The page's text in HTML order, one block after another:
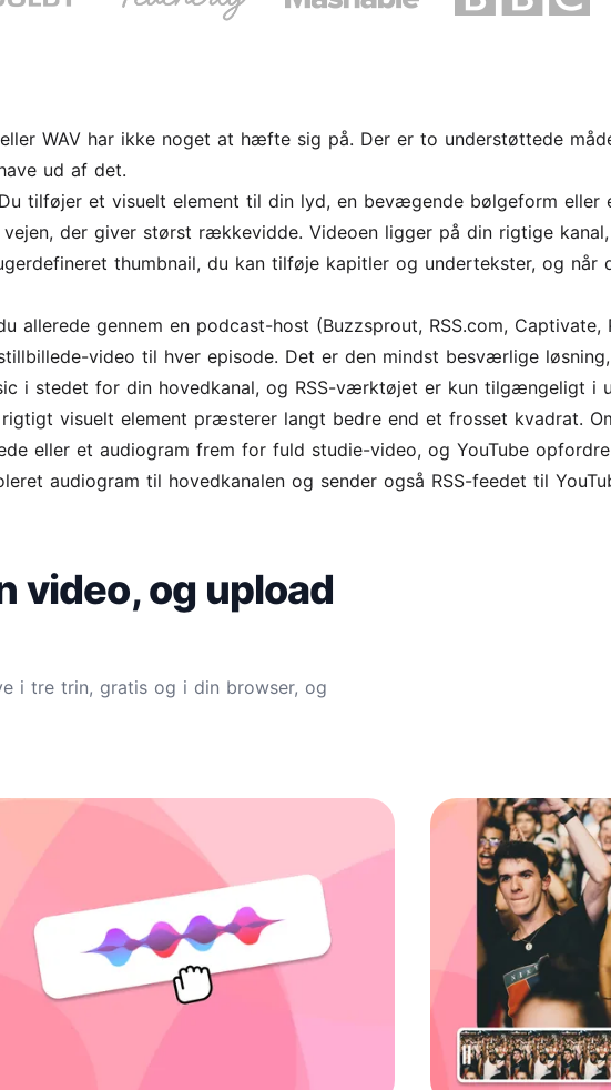
WAV har ikke noget at hæfte sig på. Der er to understøttede
ud af det.
Du tilføjer et visuelt element til din lyd, en bevægende bølgeform eller
der giver størst rækkevidde. Videoen ligger på din rigtige
thumbnail, du kan tilføje kapitler og undertekster, og når
allerede gennem en podcast-host (Buzzsprout, RSS.com,
video til hver episode. Det er den mindst besværlige
i stedet for din hovedkanal, og RSS-værktøjet er kun tilgængeligt i
visuelt element præsterer langt bedre end et frosset kvadrat.
eller et audiogram frem for fuld studie-video, og YouTube
audiogram til hovedkanalen og sender også RSS-feedet til
video, og upload
i tre trin, gratis og i din browser, og